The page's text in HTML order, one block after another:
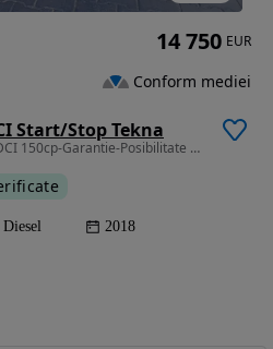
Start/Stop Tekna
1461 cm3 • 110 CP • Tekna 1.5DCI 150cp-Garantie-Posibilitate credit auto
Diesel 2018
14 750 EUR
Conform mediei